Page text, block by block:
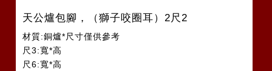
天公爐包腳，（獅子咬圈耳）2尺2
材質:銅爐*尺寸僅供參考
尺3:寬*高
尺6:寬*高